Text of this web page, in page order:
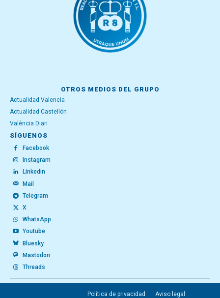
OTROS MEDIOS DEL GRUPO
Actualidad Valencia
Actualidad Castellón
València Diari
SÍGUENOS
Facebook
Instagram
Linkedin
Mail
Telegram
X
WhatsApp
Youtube
Bluesky
Mastodon
Threads
Política de privacidad Aviso legal